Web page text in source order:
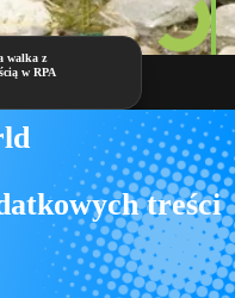
walka z
w RPA
treści